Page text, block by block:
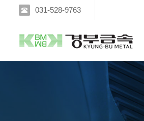
031-528-9763